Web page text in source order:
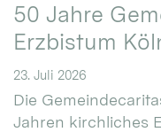
50 Jahre
Erzbistum
23. Juli 2026
Die
Jahren kirchliches